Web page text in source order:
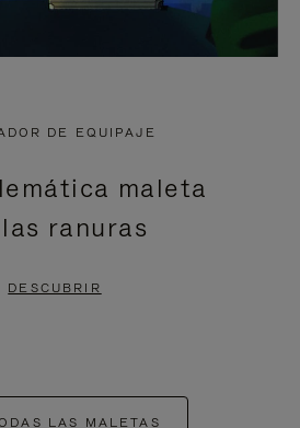
DE EQUIPAJE
maleta
ranuras
DESCUBRIR
LAS MALETAS